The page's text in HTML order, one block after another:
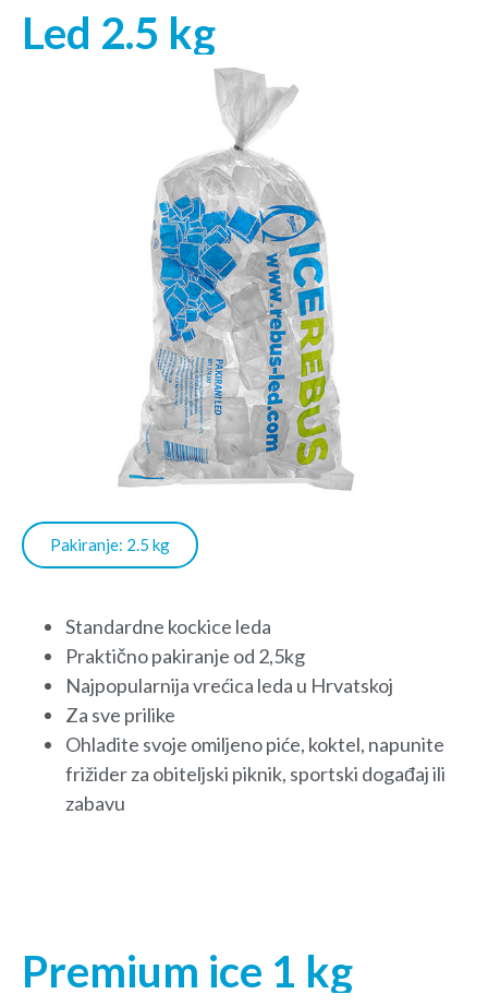
Led 2.5 kg
Pakiranje: 2.5 kg
Standardne kockice leda
Praktično pakiranje od 2,5kg
Najpopularnija vrećica leda u Hrvatskoj
Za sve prilike
Ohladite svoje omiljeno piće, koktel, napunite
frižider za obiteljski piknik, sportski događaj ili
zabavu
Premium ice 1 kg